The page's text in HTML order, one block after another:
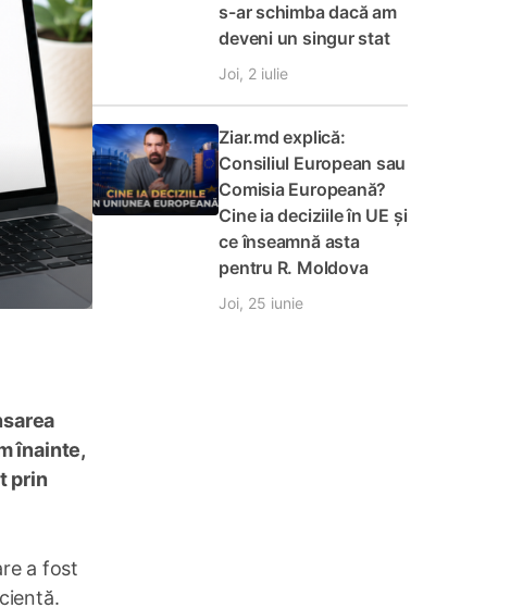
înainte,
prin
a fost
s-ar schimba dacă am
deveni un singur stat
Joi, 2 iulie
Ziar.md explică:
Consiliul European sau
Comisia Europeană?
Cine ia deciziile în UE și
ce înseamnă asta
pentru R. Moldova
Joi, 25 iunie